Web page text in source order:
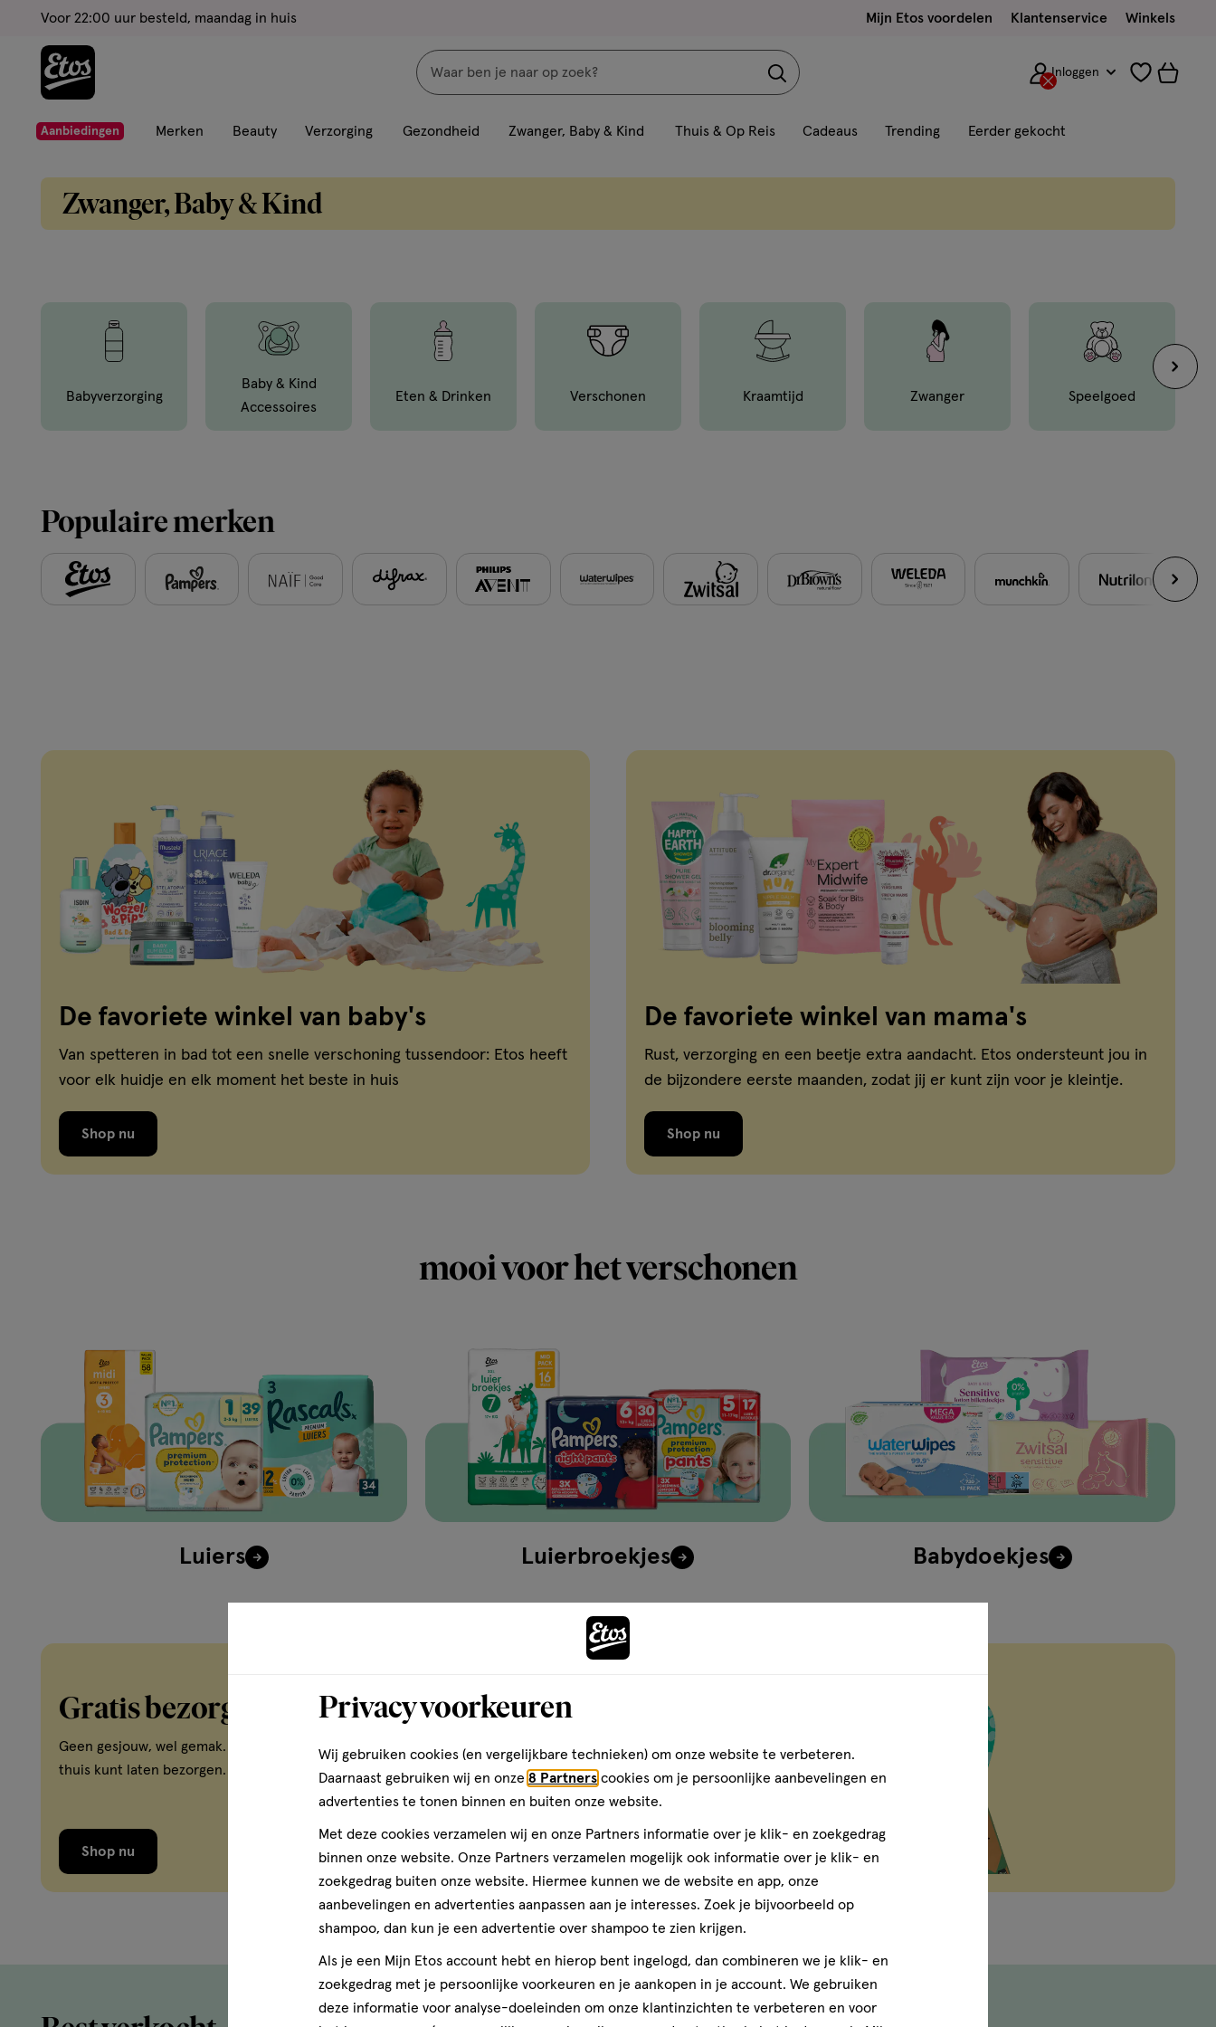
ga
de
hoofd
ga
de
zoekbalk
ga
Voor 22:00 uur besteld, maandag in huis Mijn Etos voordelen Klantenservice Winkels
Zoeken
met
veld
geavanceerde
zoekopties
Inloggen
Aanbiedingen Merken Beauty Verzorging Gezondheid Zwanger, Baby & Kind Thuis & Op Reis Cadeaus Trending Eerder gekocht
Zwanger, Baby & Kind
Babyverzorging
Baby & Kind
Accessoires
Eten & Drinken Verschonen Kraamtijd Zwanger Speelgoed
Populaire merken
De favoriete winkel van baby's
Van spetteren in bad tot een snelle verschoning tussendoor: Etos heeft
voor elk huidje en elk moment het beste in huis
Shop nu
De favoriete winkel van mama's
Rust, verzorging en een beetje extra aandacht. Etos ondersteunt jou in
de bijzondere eerste maanden, zodat jij er kunt zijn voor je kleintje.
Shop nu
mooi voor het verschonen
Luiers Luierbroekjes Babydoekjes
Gratis bezorging vanaf 35 euro
Geen gesjouw, wel gemak. Bekijk welke producten je gratis
thuis kunt laten bezorgen. Wel zo makkelijk!
Shop nu
Privacy voorkeuren
Wij gebruiken cookies (en vergelijkbare technieken) om onze website te verbeteren.
Daarnaast gebruiken wij en onze 8 Partners cookies om je persoonlijke aanbevelingen en
advertenties te tonen binnen en buiten onze website.
Met deze cookies verzamelen wij en onze Partners informatie over je klik- en zoekgedrag
binnen onze website. Onze Partners verzamelen mogelijk ook informatie over je klik- en
zoekgedrag buiten onze website. Hiermee kunnen we de website en app, onze
aanbevelingen en advertenties aanpassen aan je interesses. Zoek je bijvoorbeeld op
shampoo, dan kun je een advertentie over shampoo te zien krijgen.
Als je een Mijn Etos account hebt en hierop bent ingelogd, dan combineren we je klik- en
zoekgedrag met je persoonlijke voorkeuren en je aankopen in je account. We gebruiken
deze informatie voor analyse-doeleinden om onze klantinzichten te verbeteren en voor